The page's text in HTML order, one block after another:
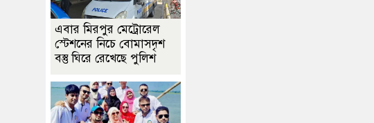
এবার মিরপুর মেট্রোরেল
স্টেশনের নিচে বোমাসদৃশ
বস্তু ঘিরে রেখেছে পুলিশ